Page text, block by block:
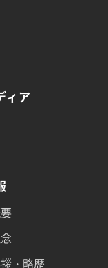
ィア
・略歴